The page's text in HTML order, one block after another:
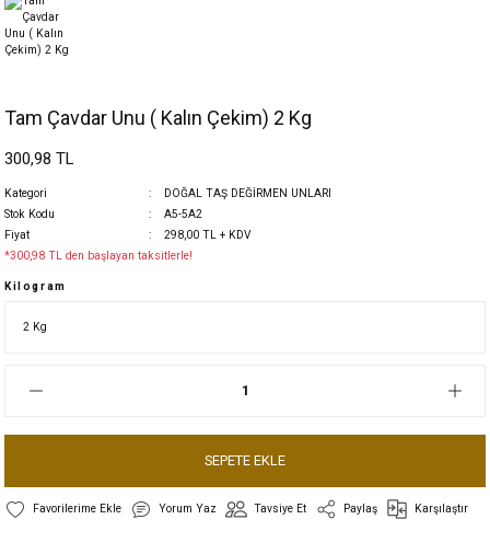
Tam Çavdar Unu ( Kalın Çekim) 2 Kg
300,98 TL
Kategori
DOĞAL TAŞ DEĞİRMEN UNLARI
Stok Kodu
A5-5A2
Fiyat
298,00 TL + KDV
*300,98 TL den başlayan taksitlerle!
Kilogram
SEPETE EKLE
Yorum Yaz Tavsiye Et Paylaş Karşılaştır